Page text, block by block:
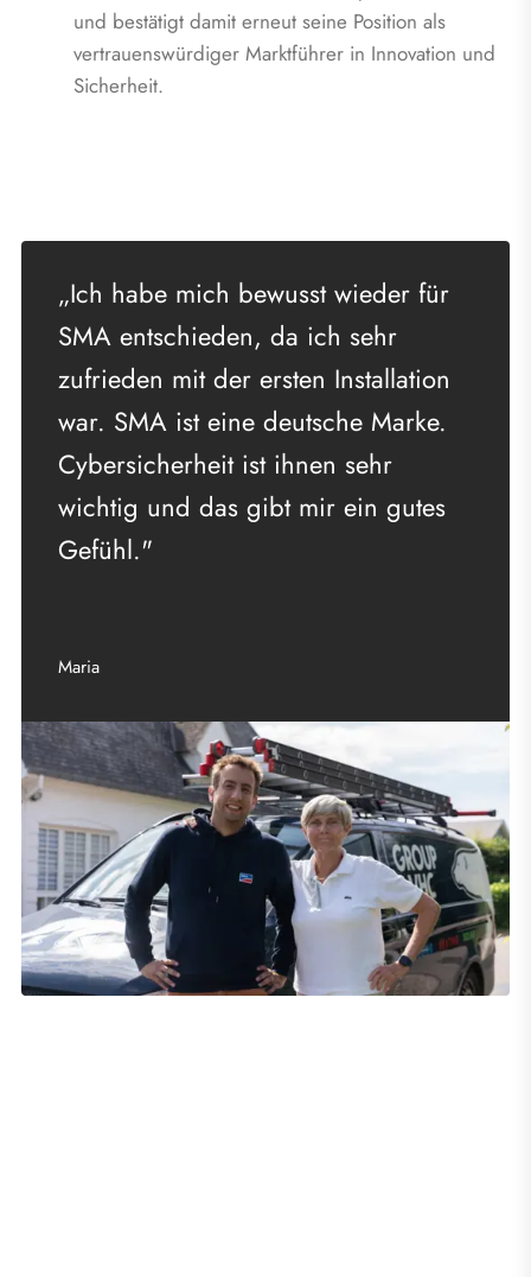
und bestätigt damit erneut seine Position als
vertrauenswürdiger Marktführer in Innovation und
Sicherheit.
„Ich habe mich bewusst wieder für
SMA entschieden, da ich sehr
zufrieden mit der ersten Installation
war. SMA ist eine deutsche Marke.
Cybersicherheit ist ihnen sehr
wichtig und das gibt mir ein gutes
Gefühl."
Maria